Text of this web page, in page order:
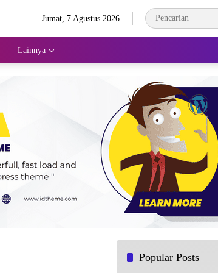
Jumat, 7 Agustus 2026
Lainnya
Popular Posts